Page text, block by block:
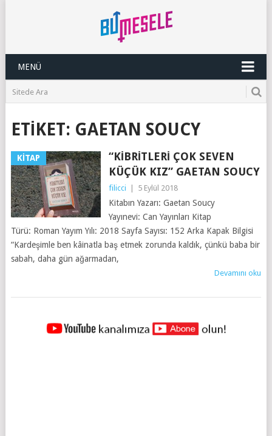
MENÜ
ETIKET: GAETAN SOUCY
KITAP
“KIBRITLERI ÇOK SEVEN
KÜÇÜK KIZ” GAETAN SOUCY
filicci 5 Eylül 2018
Kitabın Yazarı: Gaetan Soucy
Yayınevi: Can Yayınları Kitap
Türü: Roman Yayım Yılı: 2018 Sayfa Sayısı: 152 Arka Kapak Bilgisi
“Kardeşimle ben kâinatla baş etmek zorunda kaldık, çünkü baba bir
sabah, daha gün ağarmadan,
Devamını oku
YAZILAR